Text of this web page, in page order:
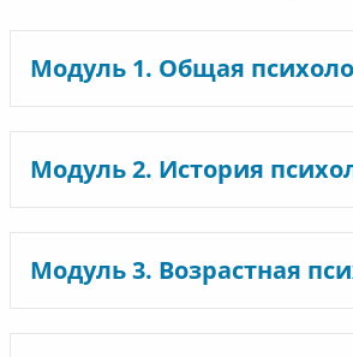
Модуль 1. Общая
Модуль 2. История
Модуль 3. Возрастная